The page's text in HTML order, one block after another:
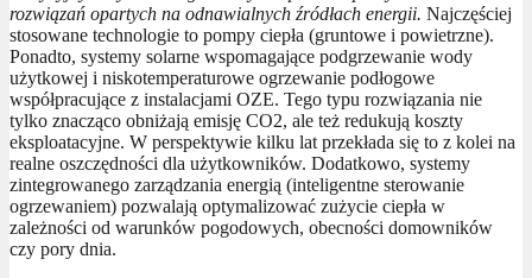
rozwiązań opartych na odnawialnych źródłach energii. Najczęściej
stosowane technologie to pompy ciepła (gruntowe i powietrzne).
Ponadto, systemy solarne wspomagające podgrzewanie wody
użytkowej i niskotemperaturowe ogrzewanie podłogowe
współpracujące z instalacjami OZE. Tego typu rozwiązania nie
tylko znacząco obniżają emisję CO2, ale też redukują koszty
eksploatacyjne. W perspektywie kilku lat przekłada się to z kolei na
realne oszczędności dla użytkowników. Dodatkowo, systemy
zintegrowanego zarządzania energią (inteligentne sterowanie
ogrzewaniem) pozwalają optymalizować zużycie ciepła w
zależności od warunków pogodowych, obecności domowników
czy pory dnia.